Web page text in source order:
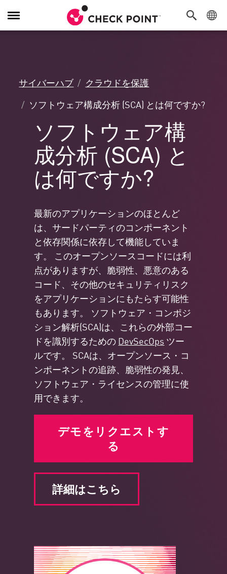
Toggle
Navigation
サイバーハブ
クラウドを保護
ソフトウェア構成分析 (SCA) とは何ですか?
ソフトウェア構
成分析 (SCA) と
は何ですか?
最新のアプリケーションのほとんど
は、サードパーティのコンポーネント
と依存関係に依存して機能していま
す。 このオープンソースコードには利
点がありますが、脆弱性、悪意のある
コード、その他のセキュリティリスク
をアプリケーションにもたらす可能性
もあります。 ソフトウェア・コンポジ
ション解析(SCA)は、これらの外部コー
ドを識別するためのDevSecOps ツー
ルです。 SCAは、オープンソース・コ
ンポーネントの追跡、脆弱性の発見、
ソフトウェア・ライセンスの管理に使
用できます。
デモをリクエストす
る
詳細はこちら